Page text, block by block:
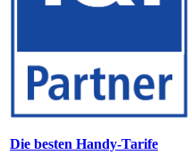
Die besten Handy-Tarife